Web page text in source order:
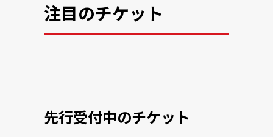
注目のチケット
先行受付中のチケット